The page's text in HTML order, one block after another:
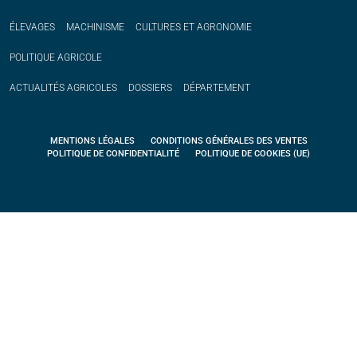
ÉLEVAGES MACHINISME CULTURES ET AGRONOMIE
POLITIQUE AGRICOLE
ACTUALITÉS AGRICOLES DOSSIERS DÉPARTEMENT
MENTIONS LÉGALES
CONDITIONS GÉNÉRALES DES VENTES
POLITIQUE DE CONFIDENTIALITÉ
POLITIQUE DE COOKIES (UE)